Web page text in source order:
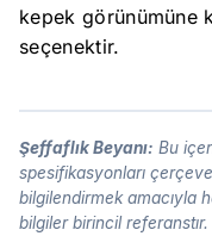
kepek görünümüne
seçenektir.
Şeffaflık Beyanı: Bu
spesifikasyonları
bilgilendirmek amacıyla
bilgiler birincil referanstır.